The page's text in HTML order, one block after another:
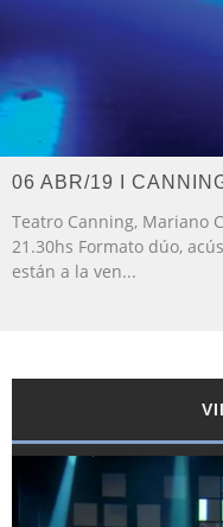
06 ABR/19 I
Teatro Canning, Mariano
21.30hs Formato dúo,
están a la ven...